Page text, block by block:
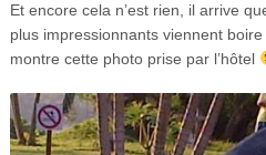
Et encore cela n’est rien, il arrive
plus impressionnants viennent
montre cette photo prise par l’hôtel